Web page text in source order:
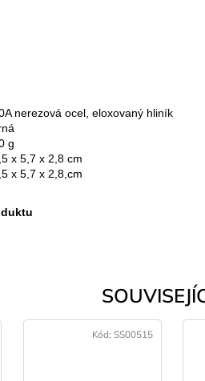
nerezová ocel, eloxovaný hliník
g
x 5,7 x 2,8 cm
x 5,7 x 2,8,cm
Kód: SS00515